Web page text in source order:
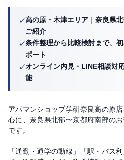
高の原・木津エリア｜奈良県
ご紹介
条件整理から比較検討まで、
ポート
オンライン内見・LINE相談対
能
アパマンショップ学研奈良高の原
心に、奈良県北部〜京都府南部の
です。
「通勤・通学の動線」「駅・バス